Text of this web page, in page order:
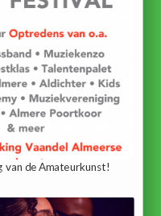
de Amateurkunst!